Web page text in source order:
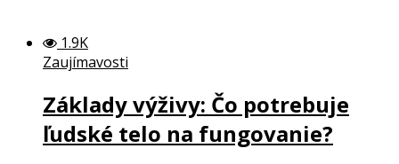
1.9K
Zaujímavosti
Základy výživy: Čo potrebuje
ľudské telo na fungovanie?